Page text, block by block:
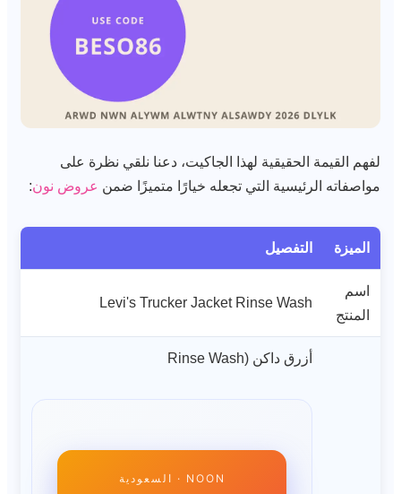
لفهم القيمة الحقيقية لهذا الجاكيت، دعنا نلقي نظرة على
مواصفاته الرئيسية التي تجعله خيارًا متميزًا ضمن عروض نون:
الميزة التفصيل
اسم
المنتج
Levi's Trucker Jacket Rinse Wash
أزرق داكن (Rinse Wash
NOON · السعودية